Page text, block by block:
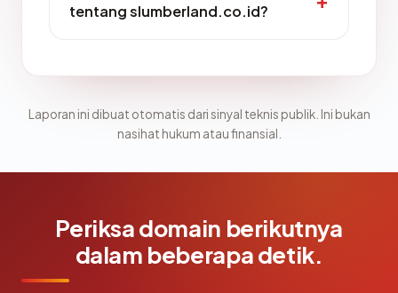
tentang slumberland.co.id?
Laporan ini dibuat otomatis dari sinyal teknis publik. Ini bukan
nasihat hukum atau finansial.
Periksa domain berikutnya
dalam beberapa detik.